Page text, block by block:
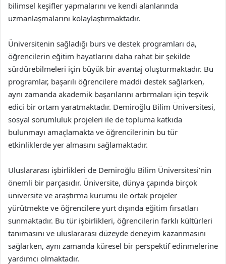
bilimsel keşifler yapmalarını ve kendi alanlarında
uzmanlaşmalarını kolaylaştırmaktadır.
Üniversitenin sağladığı burs ve destek programları da,
öğrencilerin eğitim hayatlarını daha rahat bir şekilde
sürdürebilmeleri için büyük bir avantaj oluşturmaktadır. Bu
programlar, başarılı öğrencilere maddi destek sağlarken,
aynı zamanda akademik başarılarını artırmaları için teşvik
edici bir ortam yaratmaktadır. Demiroğlu Bilim Üniversitesi,
sosyal sorumluluk projeleri ile de topluma katkıda
bulunmayı amaçlamakta ve öğrencilerinin bu tür
etkinliklerde yer almasını sağlamaktadır.
Uluslararası işbirlikleri de Demiroğlu Bilim Üniversitesi’nin
önemli bir parçasıdır. Üniversite, dünya çapında birçok
üniversite ve araştırma kurumu ile ortak projeler
yürütmekte ve öğrencilere yurt dışında eğitim fırsatları
sunmaktadır. Bu tür işbirlikleri, öğrencilerin farklı kültürleri
tanımasını ve uluslararası düzeyde deneyim kazanmasını
sağlarken, aynı zamanda küresel bir perspektif edinmelerine
yardımcı olmaktadır.